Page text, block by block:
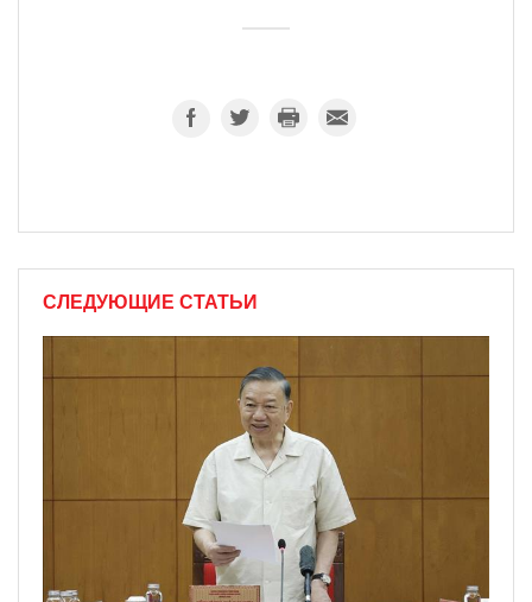
СЛЕДУЮЩИЕ СТАТЬИ